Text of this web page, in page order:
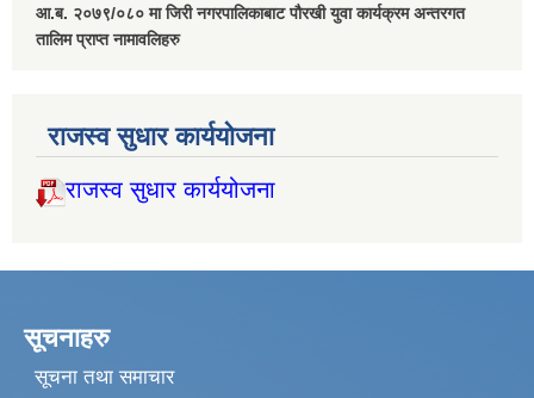
आ.ब. २०७९/०८० मा जिरी नगरपालिकाबाट पौरखी युवा कार्यक्रम अन्तरगत
तालिम प्राप्त नामावलिहरु
राजस्व सुधार कार्ययोजना
राजस्व सुधार कार्ययोजना
सूचनाहरु
सूचना तथा समाचार